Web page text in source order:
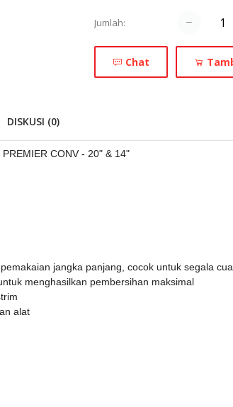
Jumlah:
Chat
DISKUSI (0)
CONV - 20" & 14"
jangka panjang, cocok untuk segala
menghasilkan pembersihan maksimal
alat